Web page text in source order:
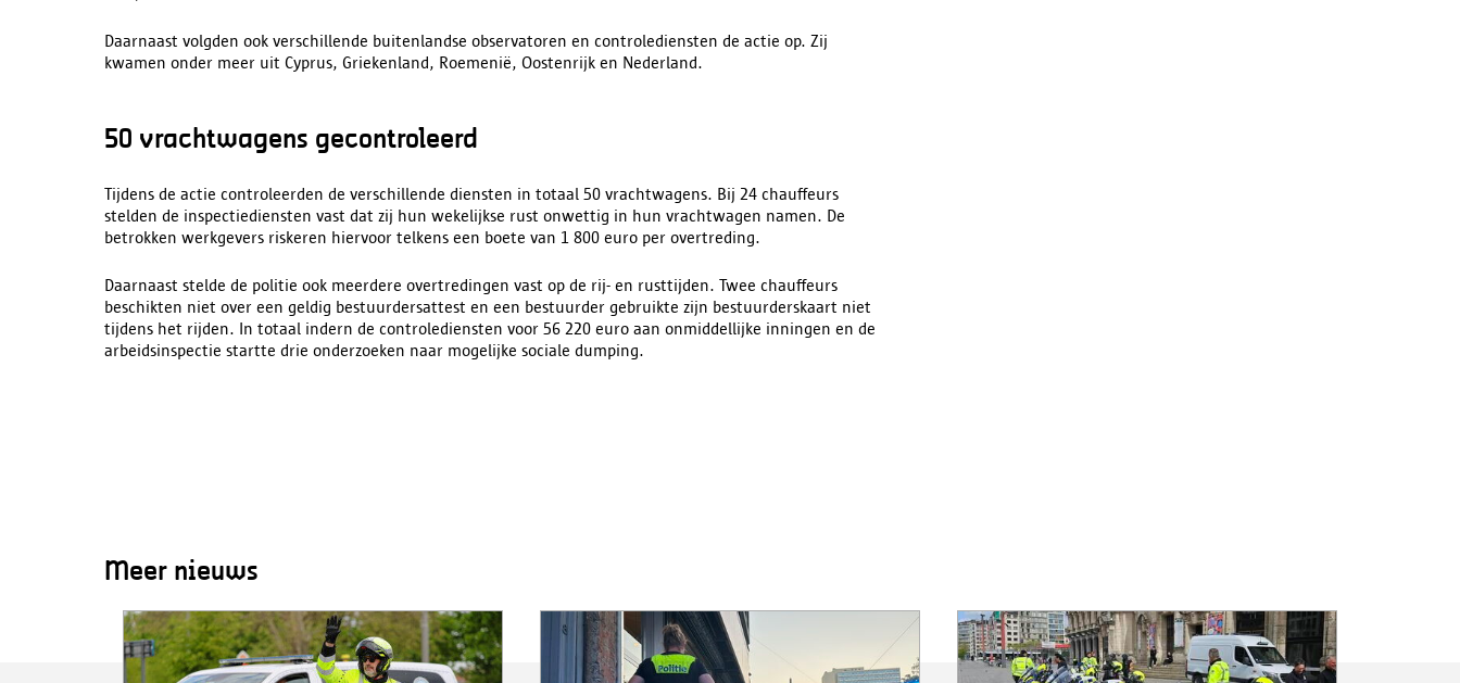
Daarnaast volgden ook verschillende buitenlandse observatoren en controlediensten de actie op. Zij
kwamen onder meer uit Cyprus, Griekenland, Roemenië, Oostenrijk en Nederland.
50 vrachtwagens gecontroleerd
Tijdens de actie controleerden de verschillende diensten in totaal 50 vrachtwagens. Bij 24 chauffeurs
stelden de inspectiediensten vast dat zij hun wekelijkse rust onwettig in hun vrachtwagen namen. De
betrokken werkgevers riskeren hiervoor telkens een boete van 1 800 euro per overtreding.
Daarnaast stelde de politie ook meerdere overtredingen vast op de rij- en rusttijden. Twee chauffeurs
beschikten niet over een geldig bestuurdersattest en een bestuurder gebruikte zijn bestuurderskaart niet
tijdens het rijden. In totaal indern de controlediensten voor 56 220 euro aan onmiddellijke inningen en de
arbeidsinspectie startte drie onderzoeken naar mogelijke sociale dumping.
Meer nieuws